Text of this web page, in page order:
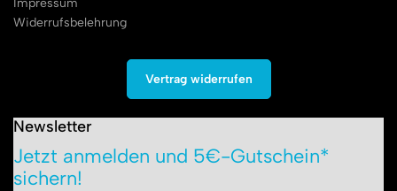
Impressum
Widerrufsbelehrung
Vertrag widerrufen
Newsletter
Jetzt anmelden und 5€-Gutschein*
sichern!